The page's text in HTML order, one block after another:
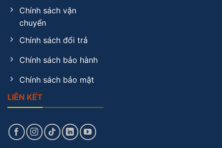
Chính sách vận
chuyển
Chính sách đổi trả
Chính sách bảo hành
Chính sách bảo mật
LIÊN KẾT